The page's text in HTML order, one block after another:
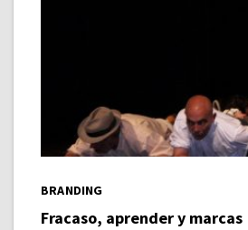
BRANDING
Fracaso, aprender y marcas